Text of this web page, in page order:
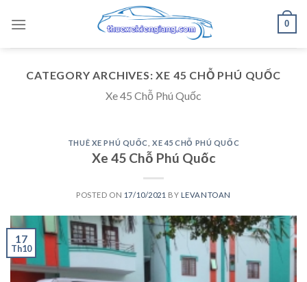
0
CATEGORY ARCHIVES:XE 45 CHỖ PHÚ QUỐC
Xe 45 Chỗ Phú Quốc
THUÊ XE PHÚ QUỐC XE 45 CHỖ PHÚ QUỐC
Xe 45 Chỗ Phú Quốc
POSTED ON 17/10/2021 BY LEVANTOAN
17
Th10